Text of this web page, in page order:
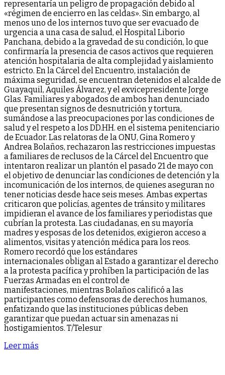
representaría un peligro de propagación debido al
«régimen de encierro en las celdas». Sin embargo, al
menos uno de los internos tuvo que ser evacuado de
urgencia a una casa de salud, el Hospital Liborio
Panchana, debido a la gravedad de su condición, lo que
confirmaría la presencia de casos activos que requieren
atención hospitalaria de alta complejidad y aislamiento
estricto. En la Cárcel del Encuentro, instalación de
máxima seguridad, se encuentran detenidos el alcalde de
Guayaquil, Aquiles Álvarez, y el exvicepresidente Jorge
Glas. Familiares y abogados de ambos han denunciado
que presentan signos de desnutrición y tortura,
sumándose a las preocupaciones por las condiciones de
salud y el respeto a los DD.HH. en el sistema penitenciario
de Ecuador. Las relatoras de la ONU, Gina Romero y
Andrea Bolaños, rechazaron las restricciones impuestas
a familiares de reclusos de la Cárcel del Encuentro que
intentaron realizar un plantón el pasado 21 de mayo con
el objetivo de denunciar las condiciones de detención y la
incomunicación de los internos, de quienes aseguran no
tener noticias desde hace seis meses. Ambas expertas
criticaron que policías, agentes de tránsito y militares
impidieran el avance de los familiares y periodistas que
cubrían la protesta. Las ciudadanas, en su mayoría
madres y esposas de los detenidos, exigieron acceso a
alimentos, visitas y atención médica para los reos.
Romero recordó que los estándares
internacionales obligan al Estado a garantizar el derecho
a la protesta pacífica y prohíben la participación de las
Fuerzas Armadas en el control de
manifestaciones, mientras Bolaños calificó a las
participantes como defensoras de derechos humanos,
enfatizando que las instituciones públicas deben
garantizar que puedan actuar sin amenazas ni
hostigamientos. T/Telesur
Leer más